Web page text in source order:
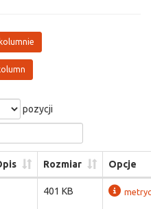
pozycji
Rozmiar Opcje
401 KB